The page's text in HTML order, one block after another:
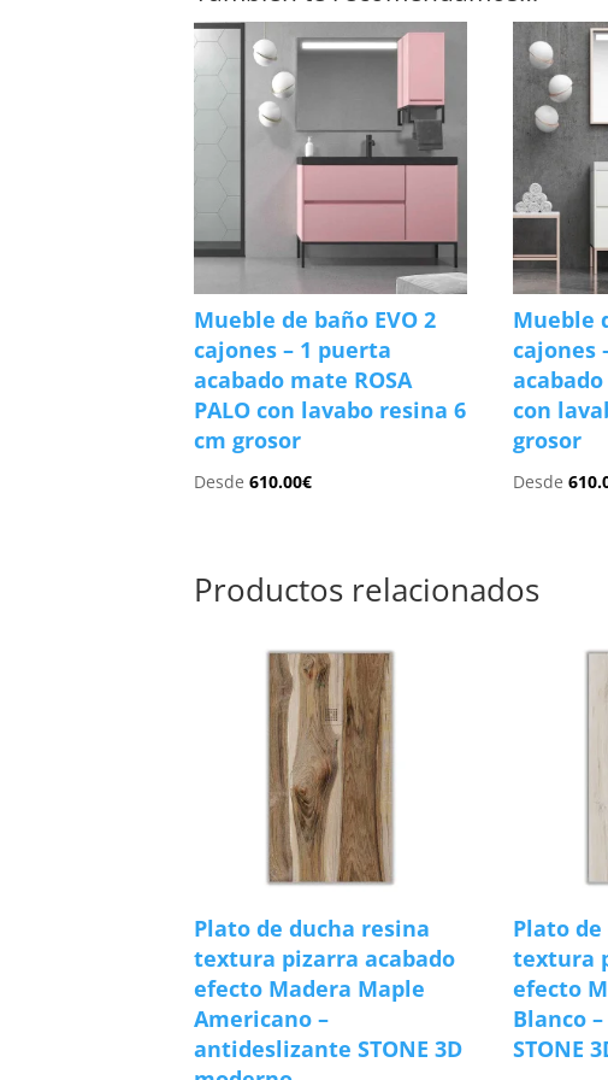
Mueble de baño EVO 2
cajones – 1 puerta
acabado mate ROSA
PALO con lavabo resina 6
cm grosor
Desde610.00€
Mueble
cajones
con
grosor
Desde
Productos relacionados
Plato de ducha resina
textura pizarra acabado
efecto Madera Maple
Americano –
antideslizante STONE 3D
Plato
textura
efecto
Blanco
STONE